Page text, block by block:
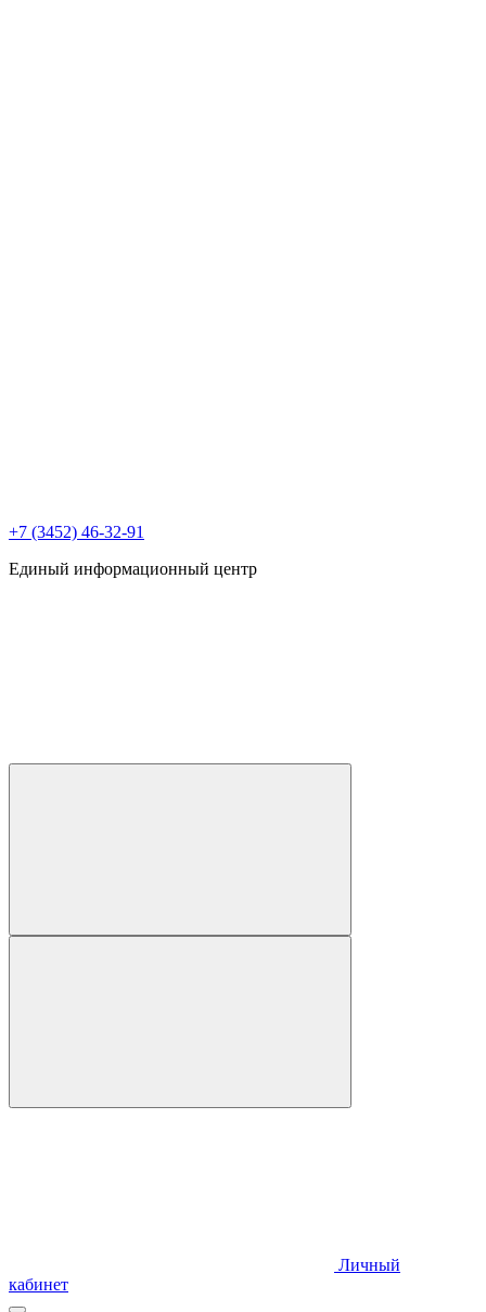
+7 (3452) 46-32-91
Единый информационный центр
Личный
кабинет